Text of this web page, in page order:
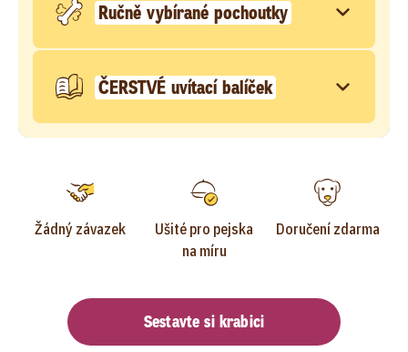
Ručně vybírané pochoutky
ČERSTVÉ uvítací balíček
Žádný závazek
Ušité pro pejska
na míru
Doručení zdarma
Sestavte si krabici